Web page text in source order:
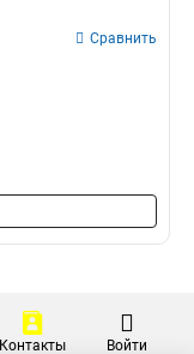
Сравнить
Контакты Войти